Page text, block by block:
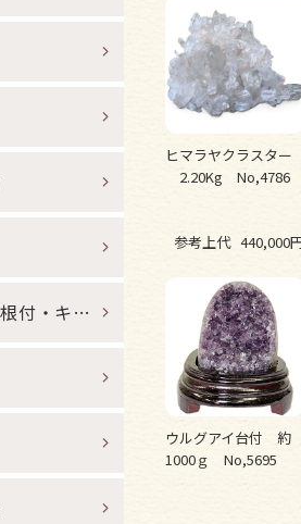
ヒマラヤクラスター
2.20Kg No,4786
参考上代 440,000
ウルグアイ台付 約
1000ｇ No,5695
●ストラップ・根付・キーホルダー